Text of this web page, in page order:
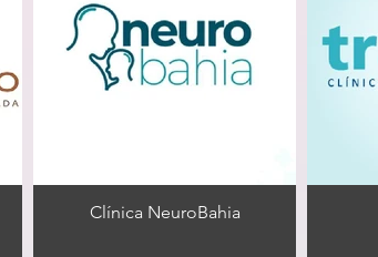
Clínica NeuroBahia